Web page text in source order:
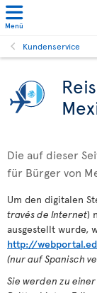
Menü
Kundenservice
Die auf dieser
für Bürger von
Um den digitalen
través de Internet)
ausgestellt wurde,
http://
(nur auf Spanisch
Sie werden zu